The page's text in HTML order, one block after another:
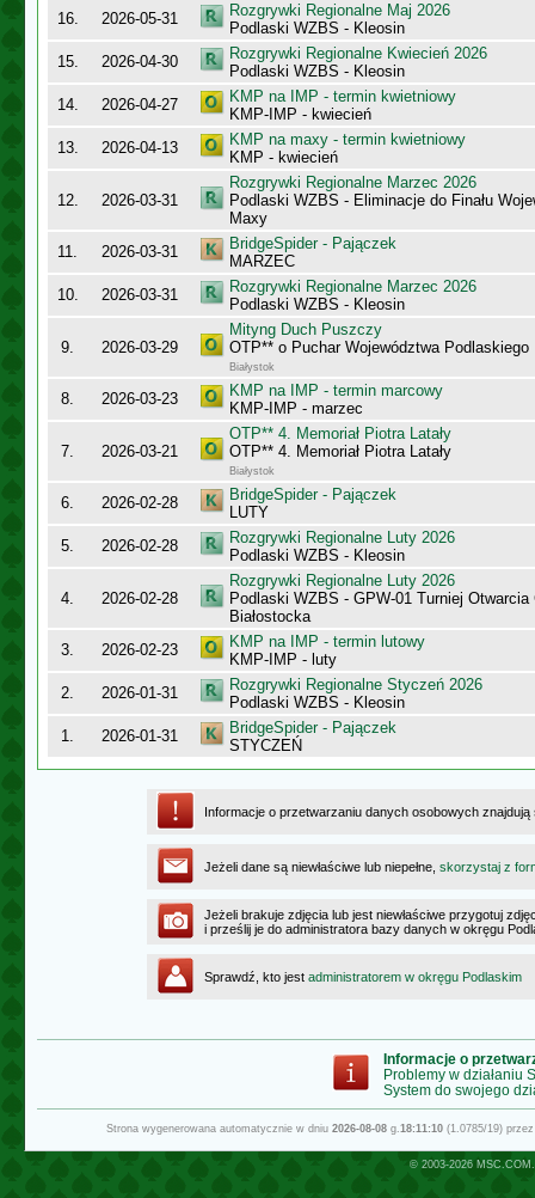
16.
2026-05-31
Rozgrywki Regionalne Maj 2026
Podlaski WZBS - Kleosin
15.
2026-04-30
Rozgrywki Regionalne Kwiecień 2026
Podlaski WZBS - Kleosin
14.
2026-04-27
KMP na IMP - termin kwietniowy
KMP-IMP - kwiecień
13.
2026-04-13
KMP na maxy - termin kwietniowy
KMP - kwiecień
12. 2026-03-31
Rozgrywki Regionalne Marzec 2026
Podlaski WZBS - Eliminacje do Finału
Maxy
11.
2026-03-31
BridgeSpider - Pajączek
MARZEC
10.
2026-03-31
Rozgrywki Regionalne Marzec 2026
Podlaski WZBS - Kleosin
9. 2026-03-29
Mityng Duch Puszczy
OTP** o Puchar Województwa Podlaskiego
Białystok
8. 2026-03-23
KMP na IMP - termin marcowy
KMP-IMP - marzec
7. 2026-03-21
OTP** 4. Memoriał Piotra Latały
OTP** 4. Memoriał Piotra Latały
Białystok
6. 2026-02-28
BridgeSpider - Pajączek
LUTY
5.
2026-02-28
Rozgrywki Regionalne Luty 2026
Podlaski WZBS - Kleosin
4. 2026-02-28
Rozgrywki Regionalne Luty 2026
Podlaski WZBS - GPW-01 Turniej Otwarcia
Białostocka
3.
2026-02-23
KMP na IMP - termin lutowy
KMP-IMP - luty
2.
2026-01-31
Rozgrywki Regionalne Styczeń 2026
Podlaski WZBS - Kleosin
1.
2026-01-31
BridgeSpider - Pajączek
STYCZEŃ
Informacje o przetwarzaniu danych osobowych
Jeżeli dane są niewłaściwe lub niepełne, skorzystaj z
Jeżeli brakuje zdjęcia lub jest niewłaściwe przygotuj
i prześlij je do administratora bazy danych w okręgu
Sprawdź, kto jest administratorem w okręgu Podlaskim
Informacje o
Problemy w działaniu
System do swojego
Strona wygenerowana automatycznie w dniu 2026-08-08g.18:11:10(1.0785/19)
© 2003-2026